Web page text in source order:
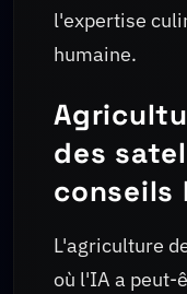
l'expertise
humaine.
des
conseils
L'agriculture
où l'IA a peut-